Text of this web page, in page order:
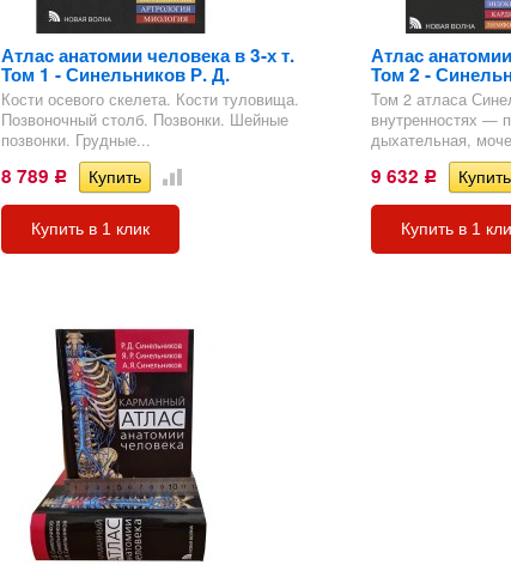
Атлас анатомии человека в 3-х т.
Том 1 - Синельников Р. Д.
Кости осевого скелета. Кости туловища.
Позвоночный столб. Позвонки. Шейные
позвонки. Грудные...
8 789 Р
Купить в 1 клик
Атлас
Том 2 -
Том 2 атласа
внутренностях —
дыхательная,
9 632 Р
Купить в 1